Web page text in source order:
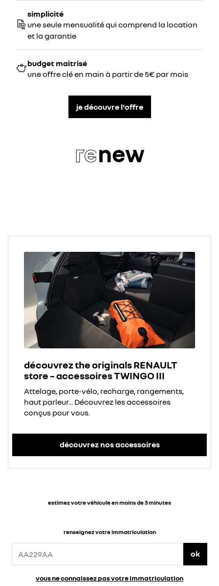
simplicité
une seule mensualité qui comprend la location
et la garantie
budget maitrisé
une offre clé en main à partir de 5€ par mois
je découvre l'offre
renew
découvrez the originals RENAULT
store – accessoires TWINGO III
Attelage, porte-vélo, recharge, rangements,
haut parleur... Découvrez les accessoires
conçus pour vous.
découvrez nos accessoires
estimez votre véhicule en moins de 3 minutes
renseignez votre immatriculation
ok
vous ne connaissez pas votre immatriculation